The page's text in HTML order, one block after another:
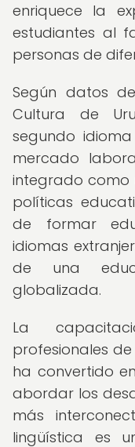
enriquece la
estudiantes al
personas de
Según datos
Cultura de
segundo
mercado
integrado como
políticas
de formar
idiomas
de una
globalizada.
La
profesionales
ha convertido
abordar los
más
lingüística es